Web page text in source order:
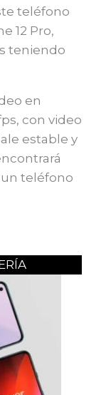
teléfono
12 Pro,
teniendo
en
con video
estable y
teléfono